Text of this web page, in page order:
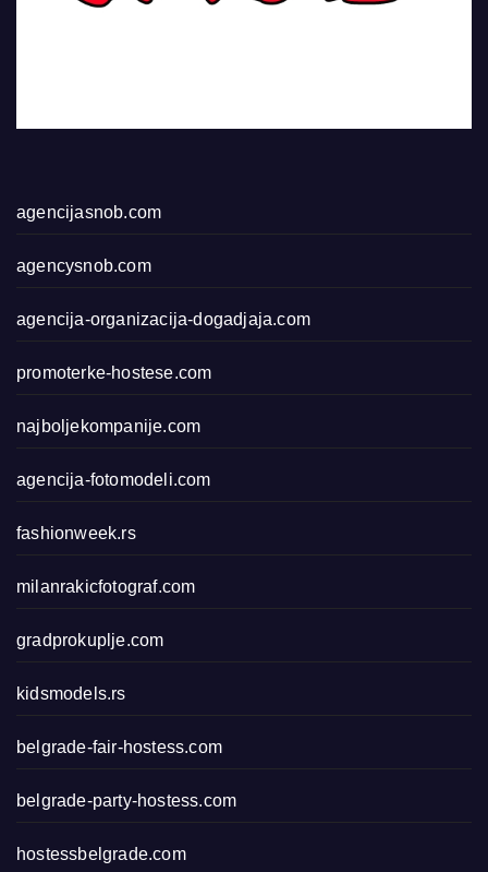
agencijasnob.com
agencysnob.com
agencija-organizacija-dogadjaja.com
promoterke-hostese.com
najboljekompanije.com
agencija-fotomodeli.com
fashionweek.rs
milanrakicfotograf.com
gradprokuplje.com
kidsmodels.rs
belgrade-fair-hostess.com
belgrade-party-hostess.com
hostessbelgrade.com